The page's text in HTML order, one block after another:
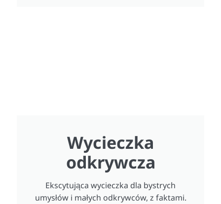
Wycieczka
odkrywcza
Ekscytująca wycieczka dla bystrych
umysłów i małych odkrywców, z faktami.